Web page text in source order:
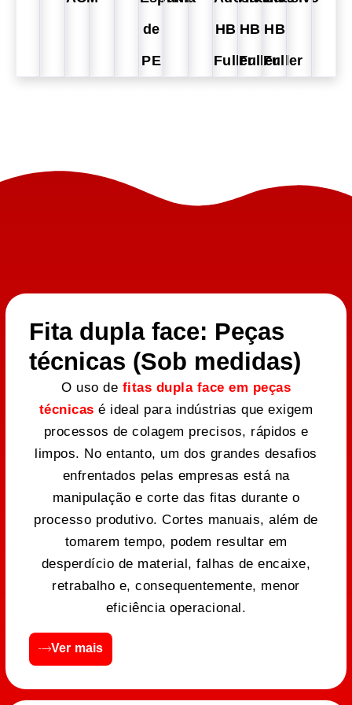
de
PE
HB
Fuller
HB
Fuller
HB
Fuller
Fita dupla face: Peças
técnicas (Sob medidas)
O uso de fitas dupla face em peças
técnicas é ideal para indústrias que exigem
processos de colagem precisos, rápidos e
limpos. No entanto, um dos grandes desafios
enfrentados pelas empresas está na
manipulação e corte das fitas durante o
processo produtivo. Cortes manuais, além de
tomarem tempo, podem resultar em
desperdício de material, falhas de encaixe,
retrabalho e, consequentemente, menor
eficiência operacional.
Ver mais